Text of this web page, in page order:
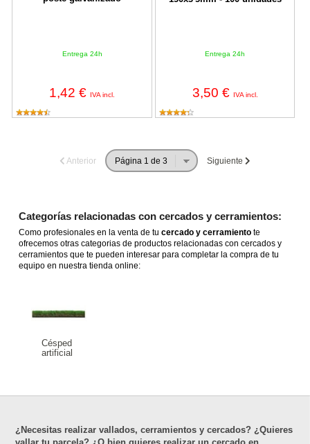
Entrega 24h
1,42 € IVA incl.
Entrega 24h
3,50 € IVA incl.
Anterior Siguiente
Categorías relacionadas con cercados y cerramientos:
Como profesionales en la venta de tucercado y cerramientote
ofrecemos otras categorias de productos relacionadas con cercados y
cerramientos que te pueden interesar para completar la compra de tu
equipo en nuestra tienda online:
Césped
artificial
¿Necesitas realizar vallados, cerramientos y cercados? ¿Quieres